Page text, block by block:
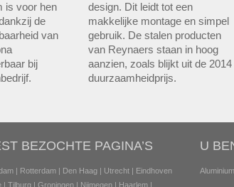
is voor hen
de
van
bij
design. Dit leidt tot een
makkelijke montage en simpel
gebruik. De stalen producten
van Reynaers staan in hoog
aanzien, zoals blijkt uit de 2014
duurzaamheidprijs.
BEZOCHTE PAGINA’S
| Rotterdam | Den Haag | Utrecht | Eindhoven
| Tilburg | Groningen | Nijmegen | Haarlem |
U